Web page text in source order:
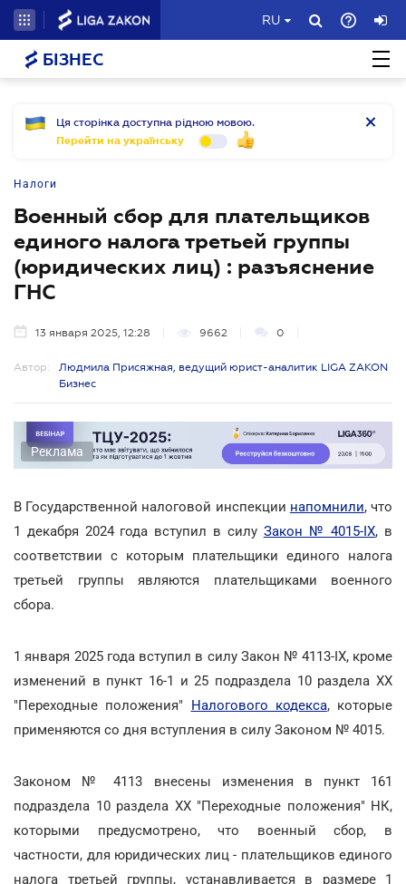
RU
БІЗНЕС
Ця сторінка доступна рідною мовою.
Перейти на українську
Налоги
Военный сбор для плательщиков
единого налога третьей группы
(юридических лиц) : разъяснение
ГНС
13 января 2025, 12:28 9662 0
Автор:
Людмила Присяжная, ведущий юрист-аналитик LIGA ZAKON
Бизнес
Реклама
В Государственной налоговой инспекции напомнили, что
1 декабря 2024 года вступил в силу Закон № 4015-ІХ, в
соответствии с которым плательщики единого налога
третьей группы являются плательщиками военного
сбора.
1 января 2025 года вступил в силу Закон № 4113-IX, кроме
изменений в пункт 16-1 и 25 подраздела 10 раздела ХХ
"Переходные положения" Налогового кодекса, которые
применяются со дня вступления в силу Законом № 4015.
Законом № 4113 внесены изменения в пункт 161
подраздела 10 раздела ХХ "Переходные положения" НК,
которыми предусмотрено, что военный сбор, в
частности, для юридических лиц - плательщиков единого
налога третьей группы, устанавливается в размере 1